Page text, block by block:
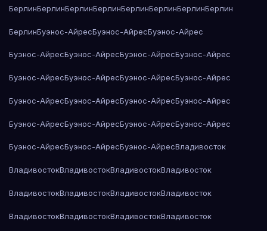
БерлинБерлинБерлинБерлинБерлинБерлинБерлинБерлин
БерлинБуэнос-АйресБуэнос-АйресБуэнос-Айрес
Буэнос-АйресБуэнос-АйресБуэнос-АйресБуэнос-Айрес
Буэнос-АйресБуэнос-АйресБуэнос-АйресБуэнос-Айрес
Буэнос-АйресБуэнос-АйресБуэнос-АйресБуэнос-Айрес
Буэнос-АйресБуэнос-АйресБуэнос-АйресБуэнос-Айрес
Буэнос-АйресБуэнос-АйресБуэнос-АйресВладивосток
ВладивостокВладивостокВладивостокВладивосток
ВладивостокВладивостокВладивостокВладивосток
ВладивостокВладивостокВладивостокВладивосток